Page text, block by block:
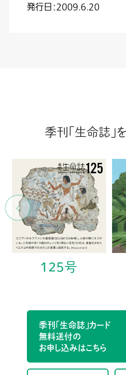
発行日：2009.6.20
季刊「生命誌」
125号
季刊「生命誌」カード
無料送付の
お申し込みはこちら